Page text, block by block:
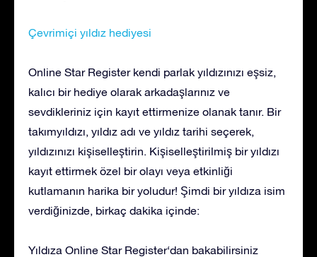
Çevrimiçi yıldız hediyesi
Online Star Register kendi parlak yıldızınızı eşsiz,
kalıcı bir hediye olarak arkadaşlarınız ve
sevdikleriniz için kayıt ettirmenize olanak tanır. Bir
takımyıldızı, yıldız adı ve yıldız tarihi seçerek,
yıldızınızı kişiselleştirin. Kişiselleştirilmiş bir yıldızı
kayıt ettirmek özel bir olayı veya etkinliği
kutlamanın harika bir yoludur! Şimdi bir yıldıza isim
verdiğinizde, birkaç dakika içinde:
Yıldıza Online Star Register‘dan bakabilirsiniz